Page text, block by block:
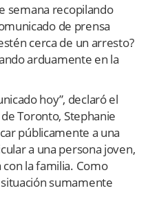
semana recopilando
de prensa
cerca de un arresto?
arduamente en la
hoy”, declaró el
Toronto, Stephanie
públicamente a una
a una persona joven,
la familia. Como
sumamente